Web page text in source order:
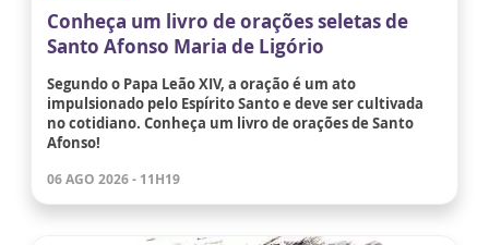
Conheça um livro de orações seletas de
Santo Afonso Maria de Ligório
Segundo o Papa Leão XIV, a oração é um ato
impulsionado pelo Espírito Santo e deve ser cultivada
no cotidiano. Conheça um livro de orações de Santo
Afonso!
06 AGO 2026 - 11H19